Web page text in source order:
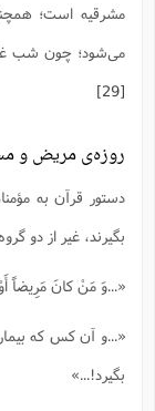
مشرقیه است؛
می‌شود؛ چون شب
روزه‌ی مریض و
دستور قرآن به
بگیرند، غیر از دو
«...وَ مَنْ کانَ مَرِیضاً
«...و آن کس که
بگیرد!...»